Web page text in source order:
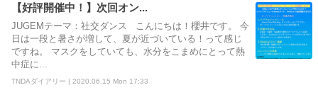
【好評開催中！】次回オン...
JUGEMテーマ：社交ダンス こんにちは！櫻井です。 今
日は一段と暑さが増して、夏が近づいている！って感じ
ですね。 マスクをしていても、水分をこまめにとって熱
中症に...
TNDAダイアリー | 2020.06.15 Mon 17:33